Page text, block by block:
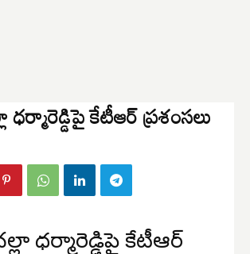
ధర్మారెడ్డిపై కేటీఆర్ ప్రశంసలు
ధర్మారెడ్డిపై కేటీఆర్